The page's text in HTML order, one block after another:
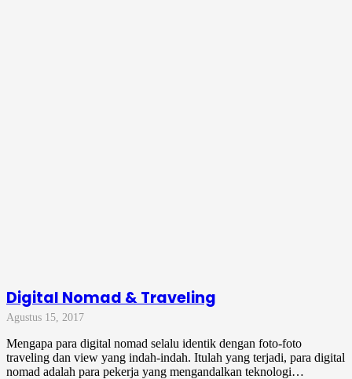
Digital Nomad & Traveling
Agustus 15, 2017
Mengapa para digital nomad selalu identik dengan foto-foto
traveling dan view yang indah-indah. Itulah yang terjadi, para digital
nomad adalah para pekerja yang mengandalkan teknologi…